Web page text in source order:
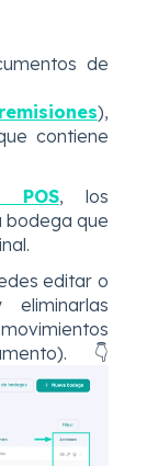
de
remisiones),
contiene
POS, los
bodega que
editar o
👇